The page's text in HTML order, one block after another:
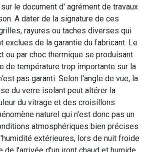
le document d' agrément de travaux
A dater de la signature de ces
rayures ou taches diverses qui
exclues de la garantie du fabricant. Le
ou par choc thermique se produisant
de température trop importante sur la
pas garanti. Selon l'angle de vue, la
du verre isolant peut altérer la
du vitrage et des croisillons
naturel qui n'est donc pas un
atmosphériques bien précises
extérieures, lors de nuit froide